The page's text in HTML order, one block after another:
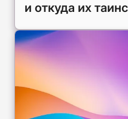
и откуда их